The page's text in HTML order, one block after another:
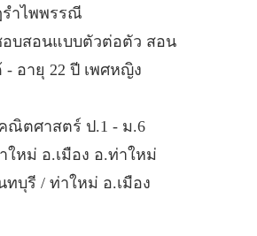
ำไพพรรณี
อบสอนแบบตัวต่อตัว สอน
- อายุ 22 ปี เพศหญิง
ณิตศาสตร์ ป.1 - ม.6
ใหม่ อ.เมือง อ.ท่าใหม่
ทบุรี / ท่าใหม่ อ.เมือง